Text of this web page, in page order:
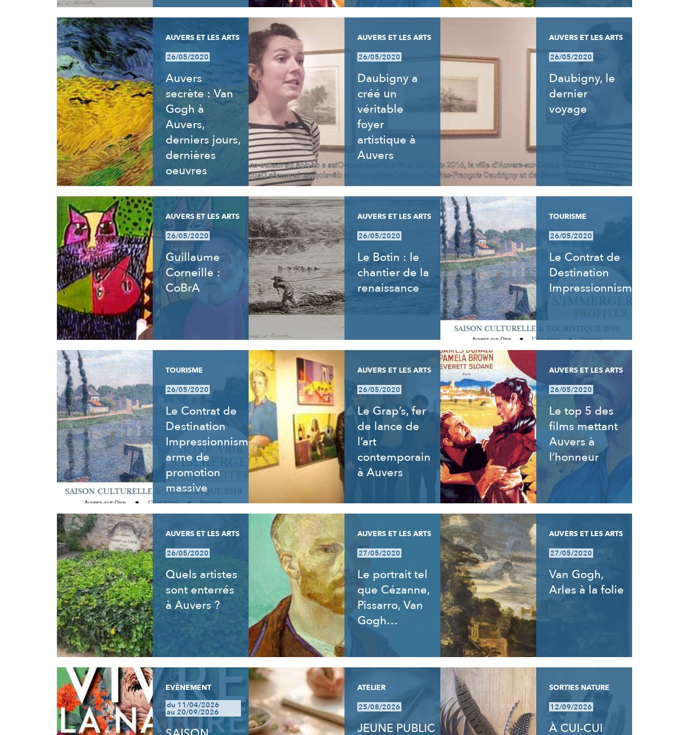
AUVERS ET LES ARTS
26/05/2020
Auvers
secrète : Van
Gogh à
Auvers,
derniers jours,
dernières
oeuvres
AUVERS ET LES ARTS
26/05/2020
Daubigny a
créé un
véritable
foyer
artistique à
Auvers
AUVERS ET LES ARTS
26/05/2020
Daubigny, le
dernier
voyage
AUVERS ET LES ARTS
26/05/2020
Guillaume
Corneille :
CoBrA
AUVERS ET LES ARTS
26/05/2020
Le Botin : le
chantier de la
renaissance
TOURISME
26/05/2020
Le Contrat de
Destination
Impressionnisme
TOURISME
26/05/2020
Le Contrat de
Destination
Impressionnisme,
arme de
promotion
massive
AUVERS ET LES ARTS
26/05/2020
Le Grap’s, fer
de lance de
l’art
contemporain
à Auvers
AUVERS ET LES ARTS
26/05/2020
Le top 5 des
films mettant
Auvers à
l’honneur
AUVERS ET LES ARTS
26/05/2020
Quels artistes
sont enterrés
à Auvers ?
AUVERS ET LES ARTS
27/05/2020
Le portrait tel
que Cézanne,
Pissarro, Van
Gogh…
AUVERS ET LES ARTS
27/05/2020
Van Gogh,
Arles à la folie
EVÈNEMENT
du 11/04/2026
au 20/09/2026
ATELIER
25/08/2026
JEUNE PUBLIC
SORTIES NATURE
12/09/2026
À CUI-CUI